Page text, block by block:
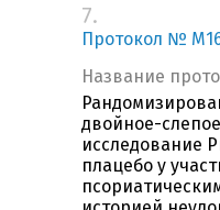
7.
Протокол №
Название
двойное-
исследование
плацебо у